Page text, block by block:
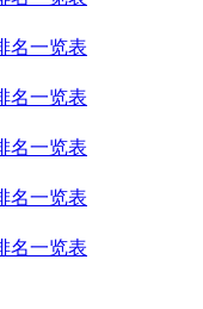
名一览表
名一览表
名一览表
名一览表
名一览表